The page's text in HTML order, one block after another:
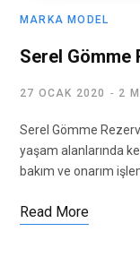
MARKA MODEL
Serel Gömme
27 OCAK 2020 2
Serel Gömme
yaşam alanlarında
bakım ve onarım
Read More